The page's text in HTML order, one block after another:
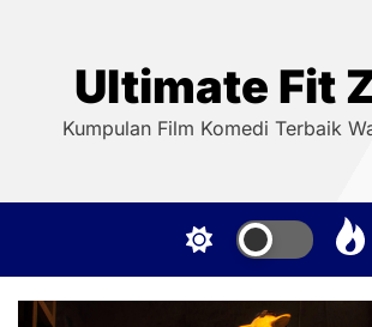
Ultimate Fit
Kumpulan Film Komedi Terbaik